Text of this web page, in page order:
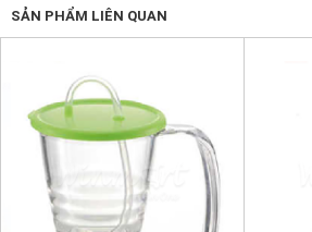
SẢN PHẨM LIÊN QUAN